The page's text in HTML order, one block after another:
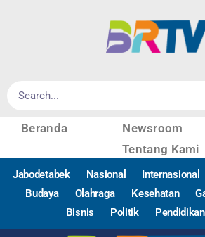
Beranda Newsroom
Tentang Kami
Jabodetabek Nasional Internasional
Budaya
Olahraga Kesehatan
Bisnis
Politik Pendidikan